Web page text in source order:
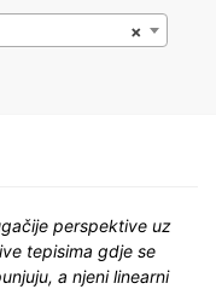
×
perspektive uz
tepisima gdje se
a njeni linearni